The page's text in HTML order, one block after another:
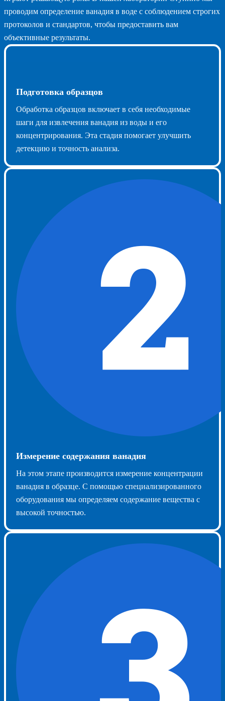
проводим определение ванадия в воде с соблюдением строгих
протоколов и стандартов, чтобы предоставить вам
объективные результаты.
Подготовка образцов
Обработка образцов включает в себя необходимые
шаги для извлечения ванадия из воды и его
концентрирования. Эта стадия помогает улучшить
детекцию и точность анализа.
Измерение содержания ванадия
На этом этапе производится измерение концентрации
ванадия в образце. С помощью специализированного
оборудования мы определяем содержание вещества с
высокой точностью.